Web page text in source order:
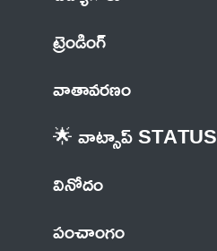
ట్రెండింగ్
వాతావరణం
🌟 వాట్సాప్ STATUS
వినోదం
పంచాంగం